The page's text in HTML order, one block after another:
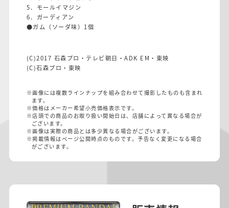
5．モールイマジン
6．ガーディアン
●ガム（ソーダ味）1個
(C)2017 石森プロ・テレビ朝日・ADK EM・東映
(C)石森プロ・東映
※画像には複数ラインナップを組み合わせて撮影したものも含まれ
ます。
※価格はメーカー希望小売価格表示です。
※店頭での商品のお取り扱い開始日は、店舗によって異なる場合が
ございます。
※画像は実際の商品とは多少異なる場合がございます。
※掲載情報はページ公開時点のものです。予告なく変更になる場合
がございます。